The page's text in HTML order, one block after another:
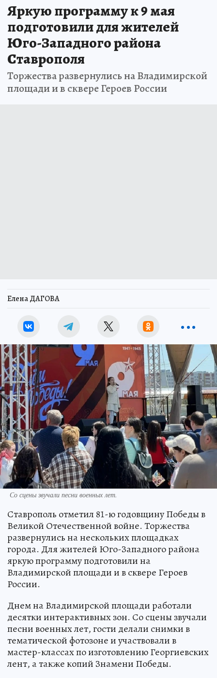
Яркую программу к 9 мая
подготовили для жителей
Юго-Западного района
Ставрополя
Торжества развернулись на Владимирской
площади и в сквере Героев России
Елена ДАГОВА
Со сцены звучали песни военных лет.
Ставрополь отметил 81-ю годовщину Победы в
Великой Отечественной войне. Торжества
развернулись на нескольких площадках
города. Для жителей Юго-Западного района
яркую программу подготовили на
Владимирской площади и в сквере Героев
России.
Днем на Владимирской площади работали
десятки интерактивных зон. Со сцены звучали
песни военных лет, гости делали снимки в
тематической фотозоне и участвовали в
мастер-классах по изготовлению Георгиевских
лент, а также копий Знамени Победы.